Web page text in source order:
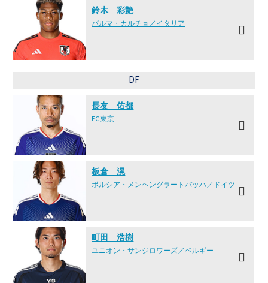
鈴木 彩艶
パルマ・カルチョ／イタリア
DF
長友 佑都
FC東京
板倉 滉
ボルシア・メンヘングラートバッハ／ドイツ
町田 浩樹
ユニオン・サンジロワーズ／ベルギー